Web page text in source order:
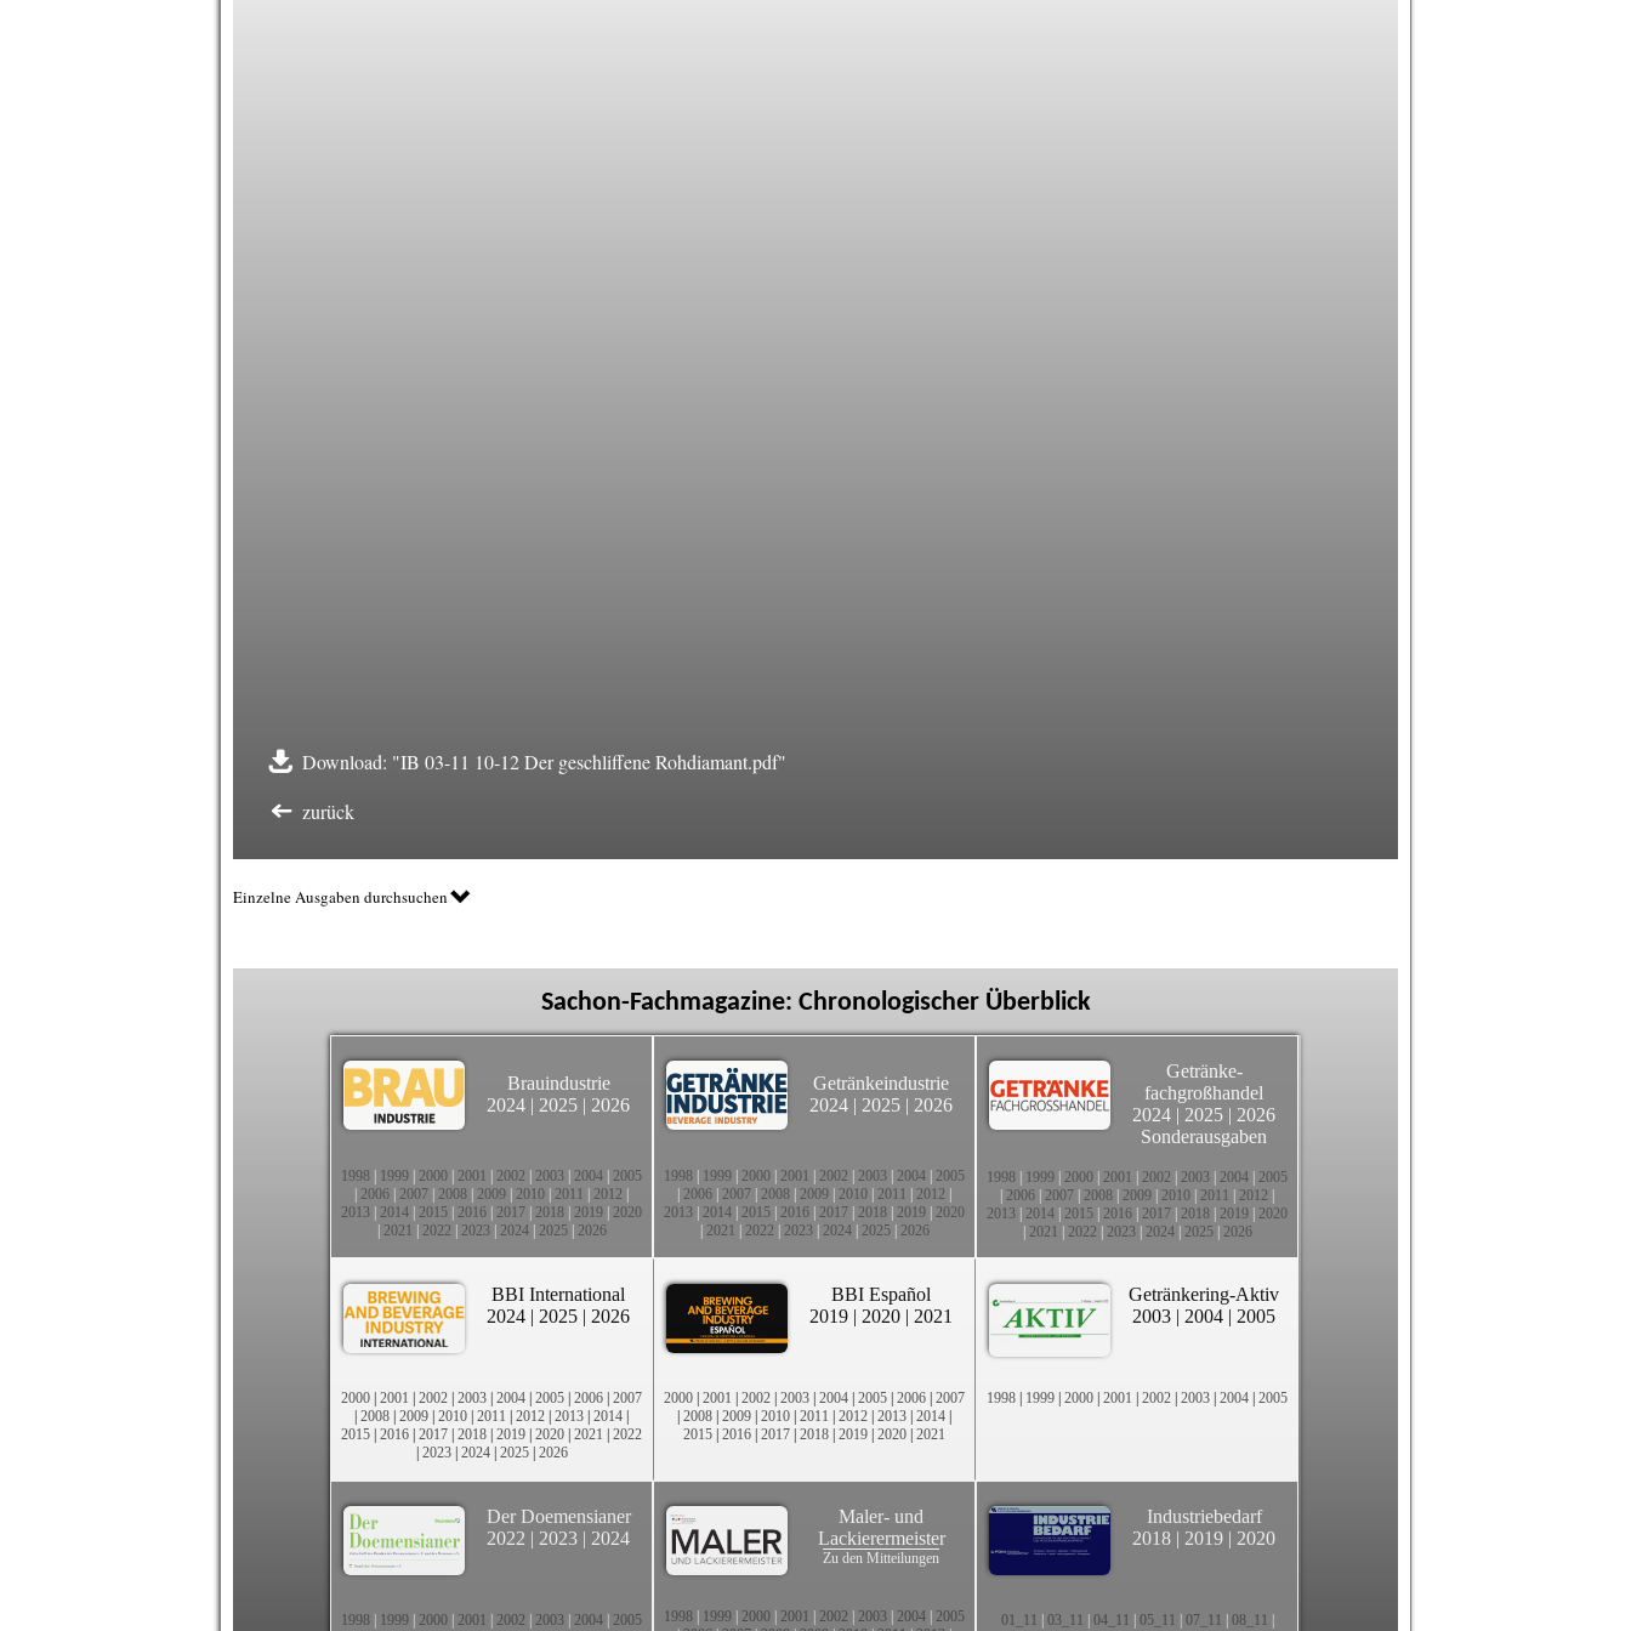
Download: "IB 03-11 10-12 Der geschliffene Rohdiamant.pdf"
zurück
Einzelne Ausgaben durchsuchen
Sachon-Fachmagazine: Chronologischer Überblick
Brauindustrie
2024 | 2025 | 2026
1998 1999 2000 2001 2002 2003 2004 2005
2006 2007 2008 2009 2010 2011 2012
2013 2014 2015 2016 2017 2018 2019 2020
2021 2022 2023| 2024| 2025| 2026
Getränkeindustrie
2024 | 2025 | 2026
1998 1999 2000 2001 2002 2003 2004 2005
2006 2007 2008 2009 2010 2011 2012
2013 2014 2015 2016 2017 2018 2019 2020
2021 2022 2023| 2024| 2025| 2026
Getränke-
fachgroßhandel
2024 | 2025 | 2026
Sonderausgaben
1998 1999 2000 2001 2002 2003 2004 2005
2006 2007 2008 2009 2010 2011 2012
2013 2014 2015 2016 2017 2018 2019 2020
2021 2022 2023| 2024| 2025| 2026
BBI International
2024 | 2025 | 2026
2000 | 2001 | 2002 | 2003 | 2004 | 2005 | 2006 | 2007
| 2008 | 2009 | 2010 | 2011 | 2012 | 2013 | 2014 |
2015 | 2016 | 2017 | 2018 | 2019 | 2020 | 2021 | 2022
| 2023| 2024| 2025| 2026
BBI Español
2019 | 2020 | 2021
2000 | 2001 | 2002 | 2003 | 2004 | 2005 | 2006 | 2007
| 2008 | 2009 | 2010 | 2011 | 2012 | 2013 | 2014 |
2015 | 2016 | 2017 | 2018 | 2019 | 2020 | 2021
Getränkering-Aktiv
2003 | 2004 | 2005
1998 | 1999 | 2000 | 2001 | 2002 | 2003 | 2004 | 2005
Der Doemensianer
2022 | 2023 | 2024
1998 1999 2000 2001 2002 2003 2004 2005
Maler- und
Lackierermeister
Zu den Mitteilungen
1998 1999 2000 2001 2002 2003 2004 2005
Industriebedarf
2018 | 2019 | 2020
01_11 03_11 04_11 05_11 07_11 08_11